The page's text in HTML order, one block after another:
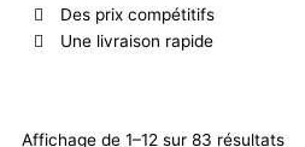
Des prix compétitifs
Une livraison rapide
Affichage de 1–12 sur 83 résultats